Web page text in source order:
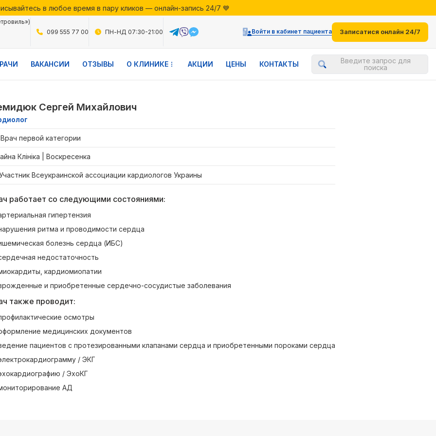
в любое время в пару кликов — онлайн-запись 24/7 💙
в Файній Клініці — воспользуйтесь выгодными предложениями
в любое время в пару кликов — онлайн-запись 24/7 💙
099 555 77 00
ПН-НД 07:30-21:00 Войти в кабинет пациента Записатися онлайн 24/7
ВАКАНСИИ ОТЗЫВЫ О КЛИНИКЕ АКЦИИ ЦЕНЫ КОНТАКТЫ
Введите запрос для
поиска
Сергей Михайлович
Врач первой категории
Клініка | Воскресенка
Всеукраинской ассоциации кардиологов Украины
работает со следующими состояниями:
гипертензия
ритма и проводимости сердца
болезнь сердца (ИБС)
недостаточность
кардиомиопатии
и приобретенные сердечно-сосудистые заболевания
также проводит:
осмотры
медицинских документов
пациентов с протезированными клапанами сердца и приобретенными пороками сердца
/ ЭКГ
/ ЭхоКГ
АД